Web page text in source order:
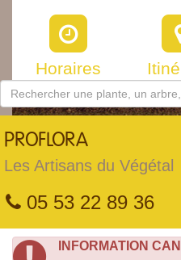
Horaires
PROFLORA
Les Artisans du Végétal
05 53 22 89 36
INFORMATION